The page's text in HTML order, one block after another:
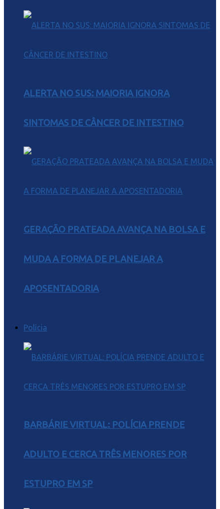
ALERTA NO SUS: MAIORIA IGNORA
SINTOMAS DE CÂNCER DE INTESTINO
GERAÇÃO PRATEADA AVANÇA NA BOLSA E
MUDA A FORMA DE PLANEJAR A
APOSENTADORIA
Polícia
BARBÁRIE VIRTUAL: POLÍCIA PRENDE
ADULTO E CERCA TRÊS MENORES POR
ESTUPRO EM SP